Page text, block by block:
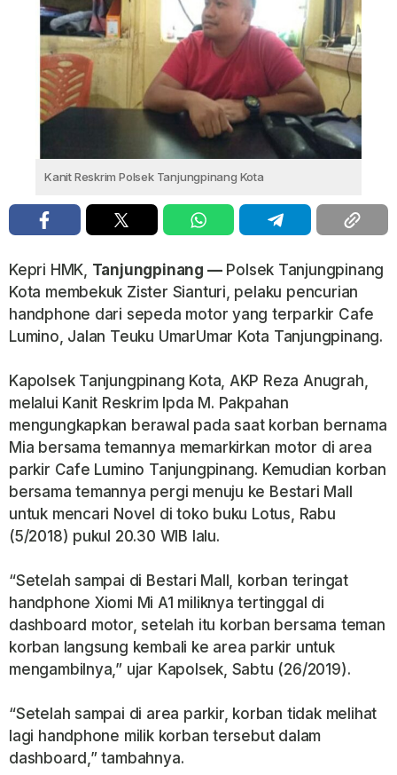
Kanit Reskrim Polsek Tanjungpinang Kota
Kepri HMK, Tanjungpinang —Polsek Tanjungpinang
Kota membekuk Zister Sianturi, pelaku pencurian
handphone dari sepeda motor yang terparkir Cafe
Lumino, Jalan Teuku UmarUmar Kota Tanjungpinang.
Kapolsek Tanjungpinang Kota, AKP Reza Anugrah,
melalui Kanit Reskrim Ipda M. Pakpahan
mengungkapkan berawal pada saat korban bernama
Mia bersama temannya memarkirkan motor di area
parkir Cafe Lumino Tanjungpinang. Kemudian korban
bersama temannya pergi menuju ke Bestari Mall
untuk mencari Novel di toko buku Lotus, Rabu
(5/2018) pukul 20.30 WIB lalu.
“Setelah sampai di Bestari Mall, korban teringat
handphone Xiomi Mi A1 miliknya tertinggal di
dashboard motor, setelah itu korban bersama teman
korban langsung kembali ke area parkir untuk
mengambilnya,” ujar Kapolsek, Sabtu (26/2019).
“Setelah sampai di area parkir, korban tidak melihat
lagi handphone milik korban tersebut dalam
dashboard,” tambahnya.